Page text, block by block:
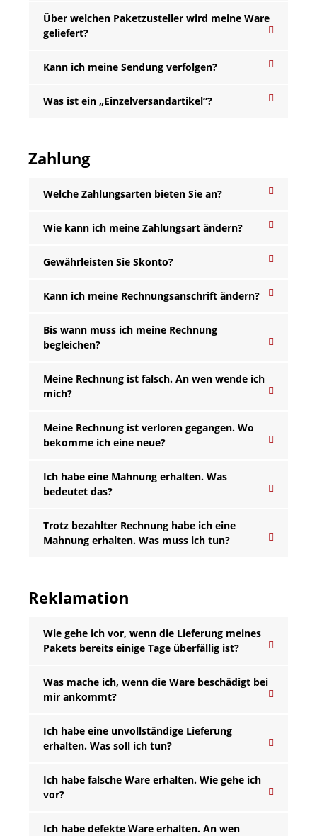
Über welchen Paketzusteller wird meine Ware
geliefert?
Kann ich meine Sendung verfolgen?
Was ist ein „Einzelversandartikel“?
Zahlung
Welche Zahlungsarten bieten Sie an?
Wie kann ich meine Zahlungsart ändern?
Gewährleisten Sie Skonto?
Kann ich meine Rechnungsanschrift ändern?
Bis wann muss ich meine Rechnung
begleichen?
Meine Rechnung ist falsch. An wen wende ich
mich?
Meine Rechnung ist verloren gegangen. Wo
bekomme ich eine neue?
Ich habe eine Mahnung erhalten. Was
bedeutet das?
Trotz bezahlter Rechnung habe ich eine
Mahnung erhalten. Was muss ich tun?
Reklamation
Wie gehe ich vor, wenn die Lieferung meines
Pakets bereits einige Tage überfällig ist?
Was mache ich, wenn die Ware beschädigt bei
mir ankommt?
Ich habe eine unvollständige Lieferung
erhalten. Was soll ich tun?
Ich habe falsche Ware erhalten. Wie gehe ich
vor?
Ich habe defekte Ware erhalten. An wen